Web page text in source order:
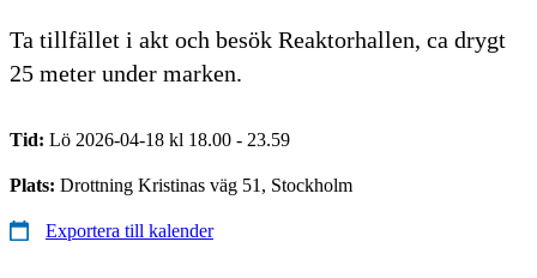
Ta tillfället i akt och besök Reaktorhallen, ca drygt
25 meter under marken.
Tid: Lö 2026-04-18 kl 18.00 - 23.59
Plats: Drottning Kristinas väg 51, Stockholm
Exportera till kalender